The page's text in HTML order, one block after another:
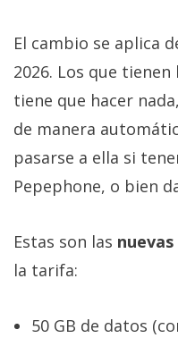
El cambio se aplica
2026. Los que
tiene que hacer
de manera
pasarse a ella si
Pepephone, o bien
Estas son las
la tarifa:
50 GB de datos